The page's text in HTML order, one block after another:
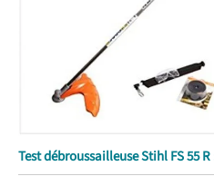
Test débroussailleuse Stihl FS 55